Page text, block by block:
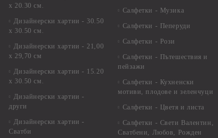
х 20.30 см.
Дизайнерски хартии - 30.50
х 30.50 см.
Дизайнерски хартии - 21,00
х 29,70 см
Дизайнерски хартии - 15.20
x 30.50 см.
Дизайнерски хартии -
други
Дизайнерски хартии -
Сватби
Салфетки - Музика
Салфетки - Пеперуди
Салфетки - Рози
Салфетки - Пътешествия и
пейзажи
Салфетки - Кухненски
мотиви, плодове и зеленчуци
Салфетки - Цветя и листа
Салфетки - Свети Валентин,
Сватбени, Любов, Рожден